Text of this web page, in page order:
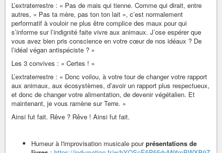
L’extraterrestre : « Pas de mais qui tienne. Comme qui dirait, entre
autres, « Pas ta mère, pas ton ton lait », c’est normalement
performatif à vouloir ne plus être complice des maux pour qui
s’informe sur l’indignité faite vivre aux animaux. J’ose espérer que
vous avez bien pris conscience en votre cœur de nos idéaux ? De
l’idéal végan antispéciste ? »
Les 3 convives : « Certes ! »
L’extraterrestre : « Donc voilou, à votre tour de changer votre rapport
aux animaux, aux écosystèmes, d’avoir un rapport plus respectueux,
et donc de changer votre alimentation, de devenir végétalien. Et
maintenant, je vous ramène sur Terre. »
Ainsi fut fait. Rêve ? Rêve ! Ainsi fut fait.
Humeur à l'improvisation musicale pourprésentations de